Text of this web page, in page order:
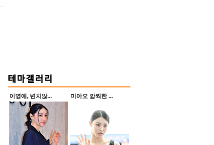
이영애, 변치않... 미야오 깜찍한 ...